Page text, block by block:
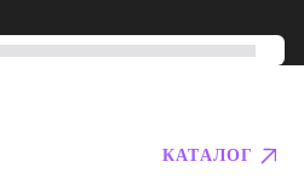
КАТАЛОГ